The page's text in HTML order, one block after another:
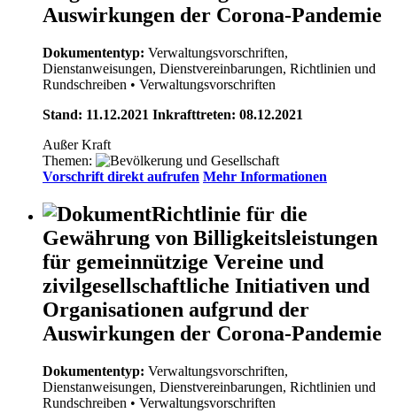
Auswirkungen der Corona-Pandemie
Dokumententyp: Verwaltungsvorschriften,
Dienstanweisungen, Dienstvereinbarungen, Richtlinien und
Rundschreiben • Verwaltungsvorschriften
Stand: 11.12.2021 Inkrafttreten: 08.12.2021
Außer Kraft
Themen:
Vorschrift direkt aufrufen Mehr Informationen
Richtlinie für die
Gewährung von Billigkeitsleistungen
für gemeinnützige Vereine und
zivilgesellschaftliche Initiativen und
Organisationen aufgrund der
Auswirkungen der Corona-Pandemie
Dokumententyp: Verwaltungsvorschriften,
Dienstanweisungen, Dienstvereinbarungen, Richtlinien und
Rundschreiben • Verwaltungsvorschriften